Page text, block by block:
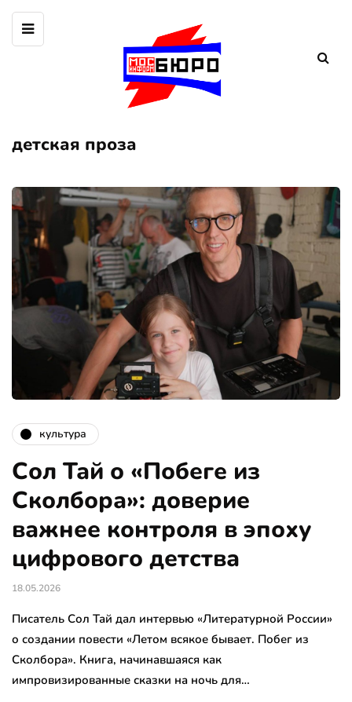
детская проза
культура
Сол Тай о «Побеге из
Сколбора»: доверие
важнее контроля в эпоху
цифрового детства
18.05.2026
Писатель Сол Тай дал интервью «Литературной России»
о создании повести «Летом всякое бывает. Побег из
Сколбора». Книга, начинавшаяся как
импровизированные сказки на ночь для…